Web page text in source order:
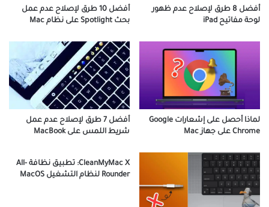
أفضل 10 طرق لإصلاح عدم عمل
بحث Spotlight على نظام Mac
أفضل 8 طرق لإصلاح عدم ظهور
لوحة مفاتيح iPad
أفضل 7 طرق لإصلاح عدم عمل
شريط اللمس على MacBook
لماذا أحصل على إشعارات Google
Chrome على جهاز Mac
CleanMyMac X: تطبيق نظافة All-
Rounder لنظام التشغيل MacOS